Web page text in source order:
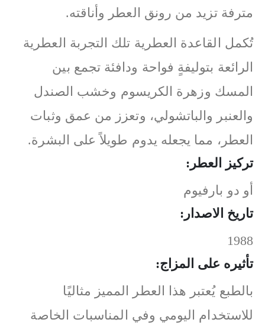
مترفة تزيد من رونق العطر وأناقته.
تُكمل القاعدة العطرية تلك التجربة العطرية
الرائعة بتوليفةٍ فواحة ودافئة تجمع بين
المسك وزهرة الكريسوم وخشب الصندل
والعنبر والباتشولي، وتعزز من عمق وثبات
العطر، مما يجعله يدوم طويلاً على البشرة.
تركيز العطر:
أو دو بارفيوم
تاريخ الاصدار:
1988
تأثيره على المزاج:
بالطبع يُعتبر هذا العطر المميز مثاليًا
للاستخدام اليومي وفي المناسبات الخاصة